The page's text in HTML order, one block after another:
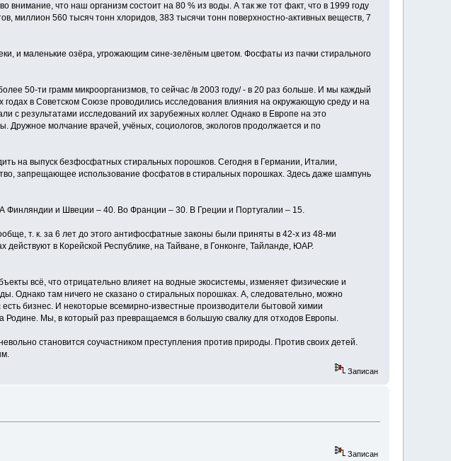
внимание, что наш организм состоит на 80 % из воды. А так же тот факт, что в 1999 году
миллион 560 тысяч тонн хлоридов, 383 тысячи тонн поверхностно-активных веществ, 7
и маленькие озёра, угрожающим сине-зелёным цветом. Фосфаты из пачки стирального
50-ти грамм микроорганизмов, то сейчас /в 2003 году/ - в 20 раз больше. И мы каждый
в Советском Союзе проводились исследования влияния на окружающую среду и на
с результатами исследований их зарубежных коллег. Однако в Европе на это
молчание врачей, учёных, социологов, экологов продолжается и по
на выпуск безфосфатных стиральных порошков. Сегодня в Германии, Италии,
запрещающее использование фосфатов в стиральных порошках. Здесь даже шампунь
и Швеции – 40. Во Франции – 30. В Греции и Португалии – 15.
т. к. за 6 лет до этого антифосфатные законы были приняты в 42-х из 48-ми
в Корейской Республике, на Тайване, в Гонконге, Тайланде, ЮАР.
всё, что отрицательно влияет на водные экосистемы, изменяет физические и
Однако там ничего не сказано о стиральных порошках. А, следовательно, можно
бизнес. И некоторые всемирно-известные производители бытовой химии
Мы, в который раз превращаемся в большую свалку для отходов Европы.
становится соучастником преступления против природы. Против своих детей.
Записан
Записан